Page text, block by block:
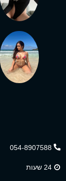
054-8907588
24 שעות